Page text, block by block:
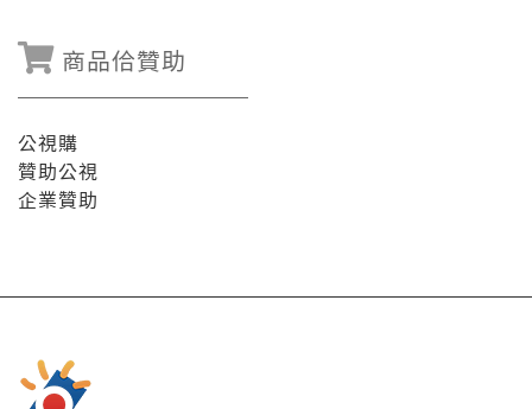
商品佮贊助
公視購
贊助公視
企業贊助